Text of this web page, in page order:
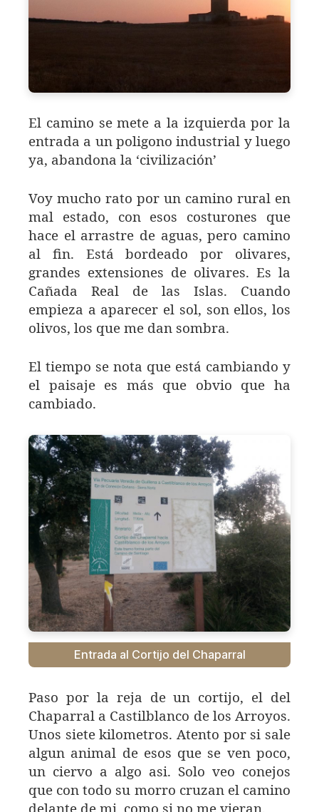
El camino se mete a la izquierda por la
entrada a un poligono industrial y luego
ya, abandona la ‘civilización’
Voy mucho rato por un camino rural en
mal estado, con esos costurones que
hace el arrastre de aguas, pero camino
al fin. Está bordeado por olivares,
grandes extensiones de olivares. Es la
Cañada Real de las Islas. Cuando
empieza a aparecer el sol, son ellos, los
olivos, los que me dan sombra.
El tiempo se nota que está cambiando y
el paisaje es más que obvio que ha
cambiado.
Entrada al Cortijo del Chaparral
Paso por la reja de un cortijo, el del
Chaparral a Castilblanco de los Arroyos.
Unos siete kilometros. Atento por si sale
algun animal de esos que se ven poco,
un ciervo a algo asi. Solo veo conejos
que con todo su morro cruzan el camino